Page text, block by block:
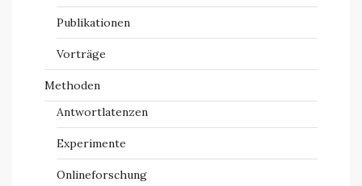
Publikationen
Vorträge
Methoden
Antwortlatenzen
Experimente
Onlineforschung